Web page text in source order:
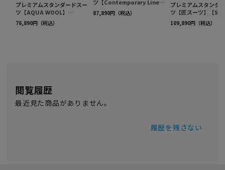
閲覧履歴
最近見た商品がありません。
履歴を残さない